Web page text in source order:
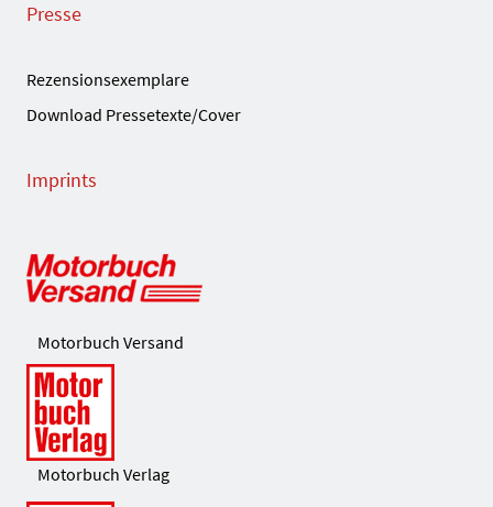
Presse
Rezensionsexemplare
Download Pressetexte/Cover
Imprints
Motorbuch Versand
Motorbuch Verlag